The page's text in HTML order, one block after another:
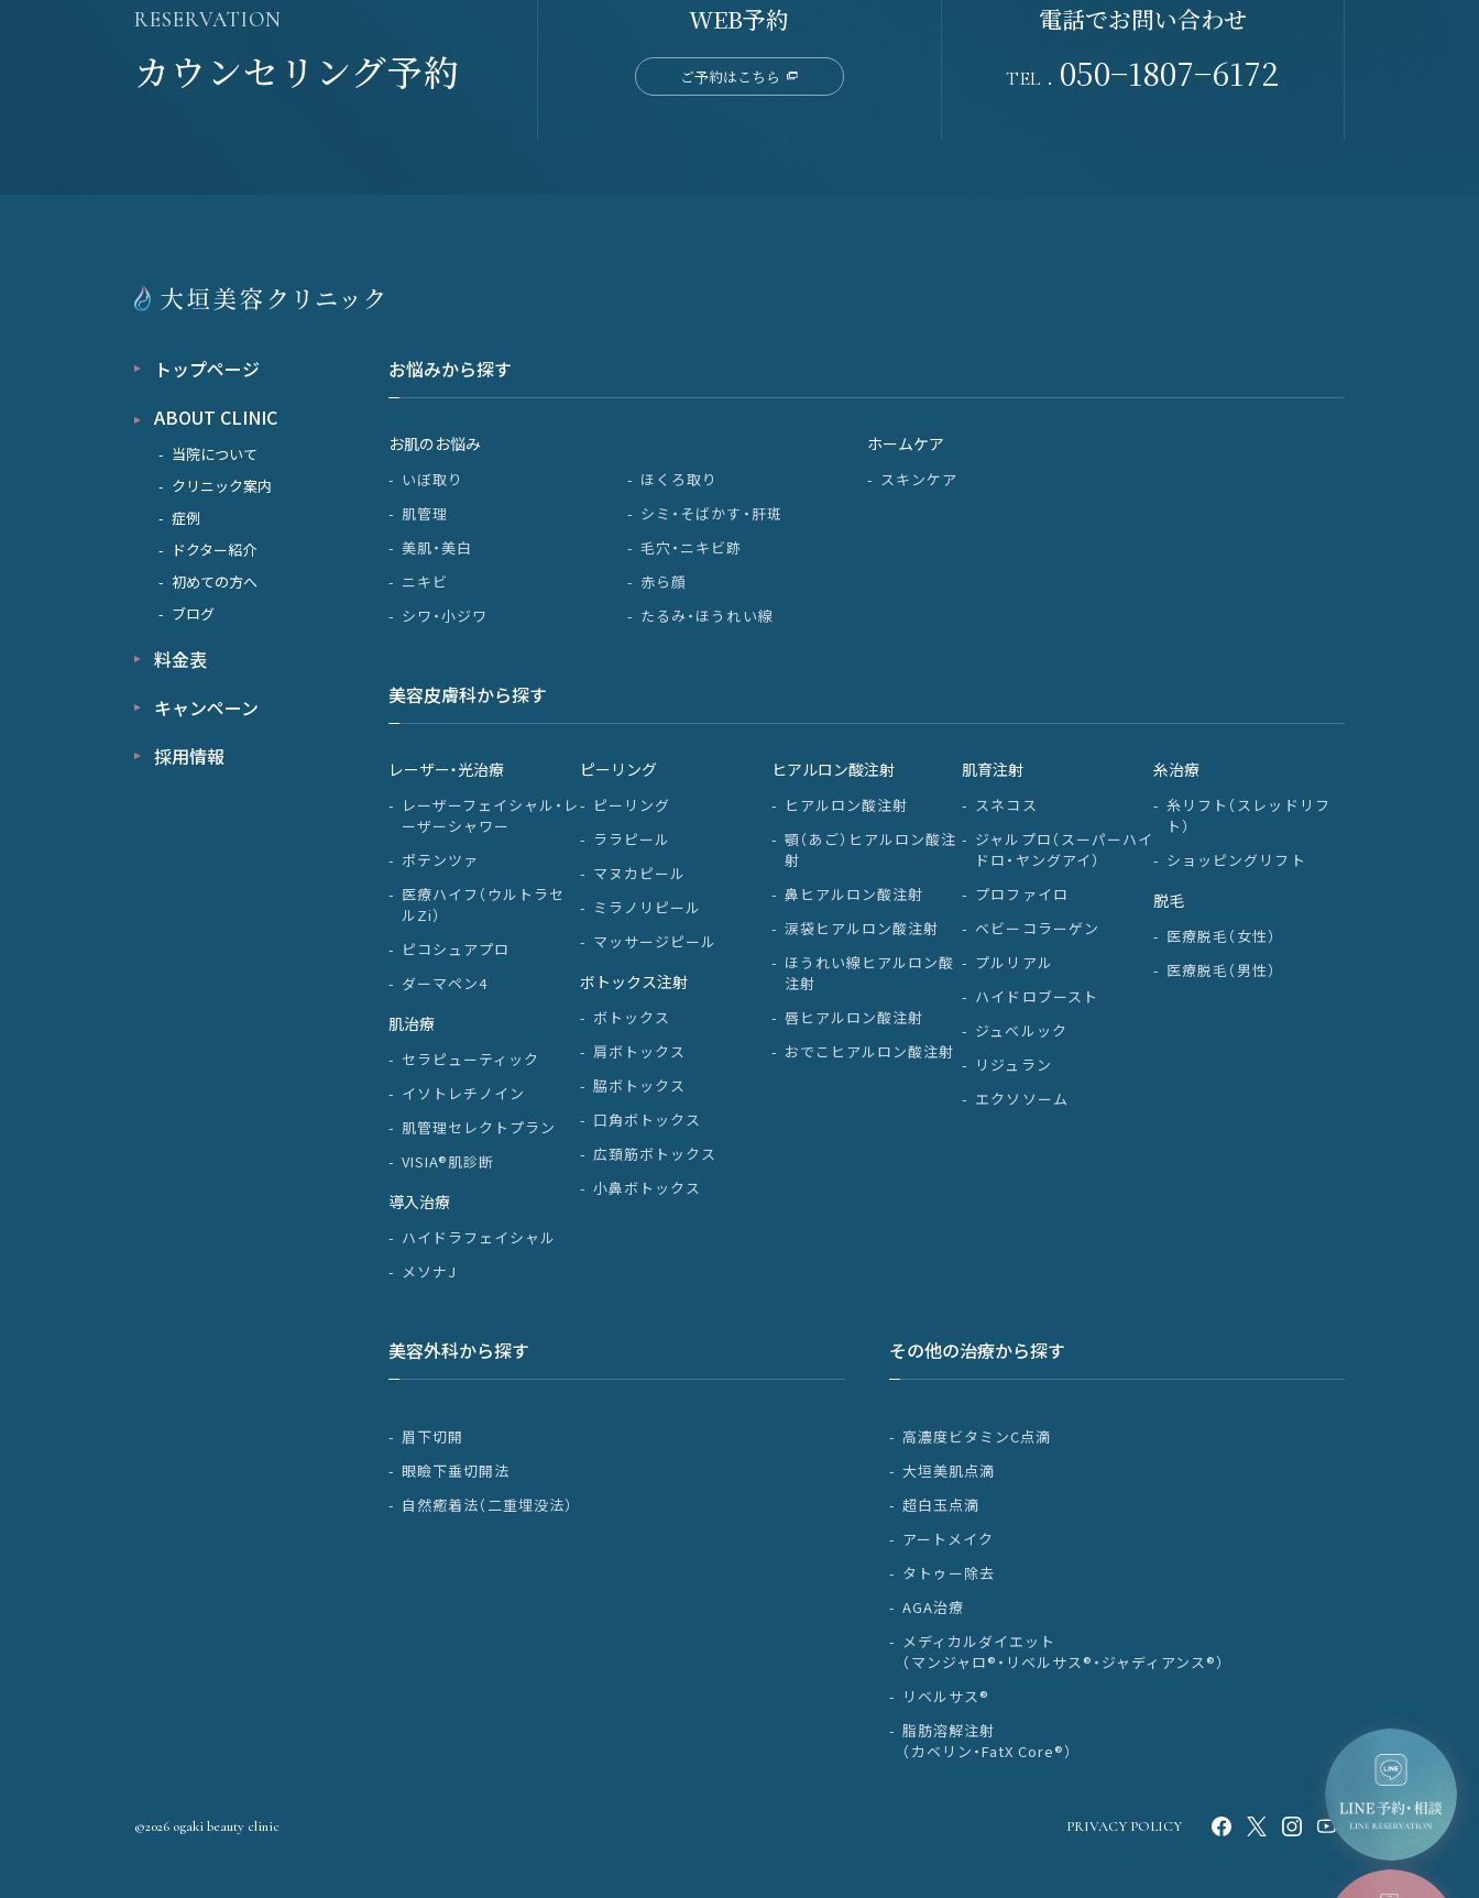
RESERVATION
カウンセリング予約
WEB予約
ご予約はこちら
電話でお問い合わせ
TEL． 050−1807−6172
トップページ
ABOUT CLINIC
当院について
クリニック案内
症例
ドクター紹介
初めての方へ
ブログ
料金表
キャンペーン
採用情報
お悩みから探す
お肌のお悩み
いぼ取り
ほくろ取り
肌管理
シミ・そばかす・肝斑
美肌・美白
毛穴・ニキビ跡
ニキビ
赤ら顔
シワ・小ジワ
たるみ・ほうれい線
ホームケア
スキンケア
美容皮膚科から探す
レーザー・光治療
レーザーフェイシャル・レ
ーザーシャワー
ポテンツァ
医療ハイフ（ウルトラセ
ルZi）
ピコシュアプロ
ダーマペン4
肌治療
セラピューティック
イソトレチノイン
肌管理セレクトプラン
VISIA®肌診断
導入治療
ハイドラフェイシャル
メソナJ
ピーリング
ピーリング
ララピール
マヌカピール
ミラノリピール
マッサージピール
ボトックス注射
ボトックス
肩ボトックス
脇ボトックス
口角ボトックス
広頚筋ボトックス
小鼻ボトックス
ヒアルロン酸注射
ヒアルロン酸注射
顎（あご）ヒアルロン酸注
射
鼻ヒアルロン酸注射
涙袋ヒアルロン酸注射
ほうれい線ヒアルロン酸
注射
唇ヒアルロン酸注射
おでこヒアルロン酸注射
肌育注射
スネコス
ジャルプロ（スーパーハイ
ドロ・ヤングアイ）
プロファイロ
ベビーコラーゲン
プルリアル
ハイドロブースト
ジュべルック
リジュラン
エクソソーム
糸治療
糸リフト（スレッドリフ
ト）
ショッピングリフト
脱毛
医療脱毛（女性）
医療脱毛（男性）
美容外科から探す
眉下切開
眼瞼下垂切開法
自然癒着法（二重埋没法）
その他の治療から探す
高濃度ビタミンC点滴
大垣美肌点滴
超白玉点滴
アートメイク
タトゥー除去
AGA治療
メディカルダイエット
（マンジャロ®・リベルサス®・ジャディアンス®）
リベルサス®
脂肪溶解注射
（カベリン・FatX Core®）
©2026 ogaki beauty clinic PRIVACY POLICY